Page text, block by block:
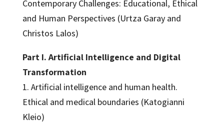
Contemporary Challenges: Educational, Ethical
and Human Perspectives (Urtza Garay and
Christos Lalos)
Part I. Artificial Intelligence and Digital
Transformation
1. Artificial intelligence and human health.
Ethical and medical boundaries (Katogianni
Kleio)